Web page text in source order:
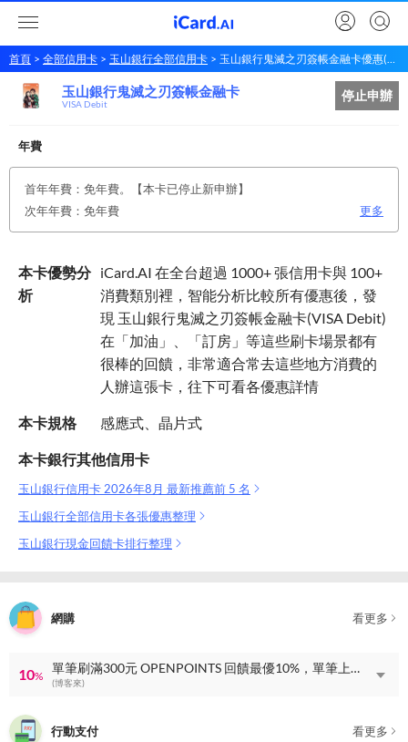
首頁 全部信用卡 玉山銀行全部信用卡 玉山銀行鬼滅之刃簽帳金融卡優惠(VISA Debit)
玉山銀行鬼滅之刃簽帳金融卡
玉山銀行鬼滅之刃簽帳金融卡
VISA Debit
停止申辦
年費
首年年費：免年費。【本卡已停止新申辦】
次年年費：免年費
更多
本卡優勢分
析
iCard.AI 在全台超過 1000+ 張信用卡與 100+
消費類別裡，智能分析比較所有優惠後，發
現 玉山銀行鬼滅之刃簽帳金融卡(VISA Debit)
在「加油」、「訂房」等這些刷卡場景都有
很棒的回饋，非常適合常去這些地方消費的
人辦這張卡，往下可看各優惠詳情
本卡規格 感應式、晶片式
本卡銀行其他信用卡
玉山銀行信用卡 2026年8月 最新推薦前 5 名
玉山銀行全部信用卡各張優惠整理
玉山銀行現金回饋卡排行整理
網購 看更多
10%
單筆刷滿300元 OPENPOINTS 回饋最優10%，單筆上限 OPENPOINTS 回饋60點
(博客來)
行動支付 看更多